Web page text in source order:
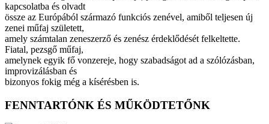
kapcsolatba és olvadt
össze az Európából származó funkciós zenével, amiből teljesen új
zenei műfaj született,
amely számtalan zeneszerző és zenész érdeklődését felkeltette.
Fiatal, pezsgő műfaj,
amelynek egyik fő vonzereje, hogy szabadságot ad a szólózásban,
improvizálásban és
bizonyos fokig még a kísérésben is.
FENNTARTÓNK ÉS MŰKÖDTETŐNK